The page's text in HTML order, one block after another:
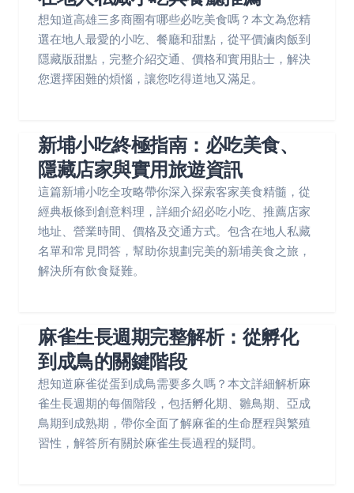
想知道高雄三多商圈有哪些必吃美食嗎？本文為您精
選在地人最愛的小吃、餐廳和甜點，從平價滷肉飯到
隱藏版甜點，完整介紹交通、價格和實用貼士，解決
您選擇困難的煩惱，讓您吃得道地又滿足。
新埔小吃終極指南：必吃美食、
隱藏店家與實用旅遊資訊
這篇新埔小吃全攻略帶你深入探索客家美食精髓，從
經典板條到創意料理，詳細介紹必吃小吃、推薦店家
地址、營業時間、價格及交通方式。包含在地人私藏
名單和常見問答，幫助你規劃完美的新埔美食之旅，
解決所有飲食疑難。
麻雀生長週期完整解析：從孵化
到成鳥的關鍵階段
想知道麻雀從蛋到成鳥需要多久嗎？本文詳細解析麻
雀生長週期的每個階段，包括孵化期、雛鳥期、亞成
鳥期到成熟期，帶你全面了解麻雀的生命歷程與繁殖
習性，解答所有關於麻雀生長過程的疑問。